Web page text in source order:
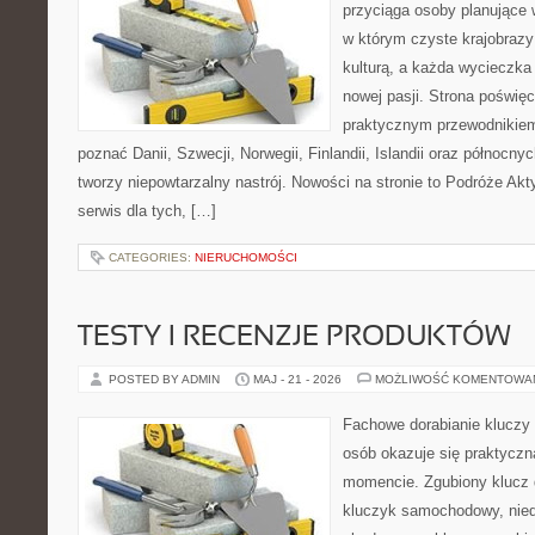
przyciąga osoby planujące
w którym czyste
kulturą, a każda
nowej pasji. Strona
praktycznym
poznać Danii, Szwecji, Norwegii, Finlandii, Islandii oraz
tworzy niepowtarzalny nastrój. Nowości na stronie to Podróże
serwis dla tych, […]
CATEGORIES: NIERUCHOMOŚCI
TESTY I RECENZJE PRODUKTÓW
POSTED BY ADMIN MAJ - 21 - 2026 MOŻLIWOŚĆ
Fachowe dorabianie
osób okazuje się
momencie. Zgubiony
kluczyk samochodowy,